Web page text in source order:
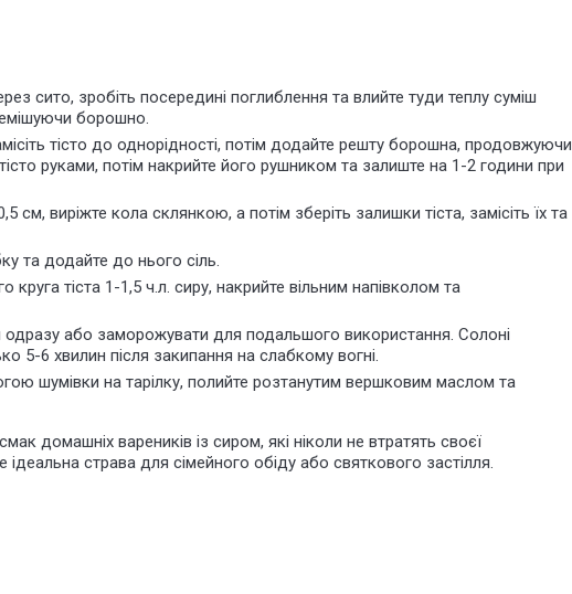
сито, зробіть посередині поглиблення та влийте туди теплу суміш
борошно.
тісто до однорідності, потім додайте решту борошна, продовжуючи
тісто руками, потім накрийте його рушником та залиште на 1-2 години при
см, виріжте кола склянкою, а потім зберіть залишки тіста, замісіть їх та
та додайте до нього сіль.
тіста 1-1,5 ч.л. сиру, накрийте вільним напівколом та
одразу або заморожувати для подальшого використання. Солоні
5-6 хвилин після закипання на слабкому вогні.
шумівки на тарілку, полийте розтанутим вершковим маслом та
домашніх вареників із сиром, які ніколи не втратять своєї
ідеальна страва для сімейного обіду або святкового застілля.